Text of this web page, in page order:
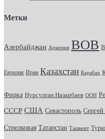
Метки
Азербайджан Армения ВОВ
Евразия Иран Казахстан Карабах
Фирка Нурсултан Назарбаев ООН
СССР США Севастополь
Стрелковая Татарстан Ташкент